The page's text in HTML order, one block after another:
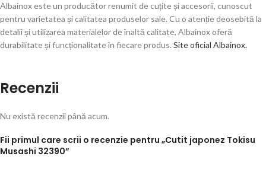
Albainox este un producător renumit de cuțite și accesorii, cunoscut
pentru varietatea și calitatea produselor sale. Cu o atenție deosebită la
detalii și utilizarea materialelor de înaltă calitate, Albainox oferă
durabilitate și funcționalitate în fiecare produs. Site oficial Albainox.
Recenzii
Nu există recenzii până acum.
Fii primul care scrii o recenzie pentru „Cutit japonez Tokisu
Musashi 32390”